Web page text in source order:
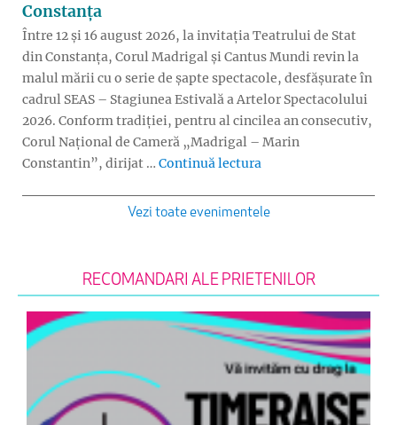
Constanța
Între 12 și 16 august 2026, la invitația Teatrului de Stat
din Constanța, Corul Madrigal și Cantus Mundi revin la
malul mării cu o serie de șapte spectacole, desfășurate în
cadrul SEAS – Stagiunea Estivală a Artelor Spectacolului
2026. Conform tradiției, pentru al cincilea an consecutiv,
Corul Național de Cameră „Madrigal – Marin
Constantin”, dirijat … Continuă lectura
Vezi toate evenimentele
RECOMANDARI ALE PRIETENILOR